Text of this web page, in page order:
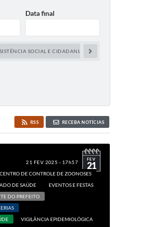
Data final
SOCIAL E CIDADANIA
RSS RECEBA NOTÍCIAS
21 FEV 2025 - 17h57 FEV
21
DE CONTROLE DE ZOONOSES
DE SAÚDE
EVENTOS E FESTAS
DO PREFEITO
VIGILÂNCIA EPIDEMIOLÓGICA